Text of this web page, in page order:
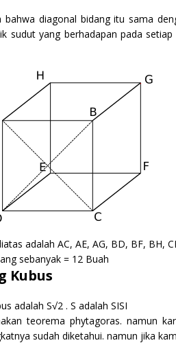
bahwa diagonal bidang itu sama
sudut yang berhadapan pada
adalah AC, AE, AG, BD, BF, BH,
sebanyak = 12 Buah
Kubus
adalah S√2 . S adalah SISI
teorema phytagoras. namun
sudah diketahui. namun jika